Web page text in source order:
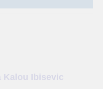
Kalou Ibisevic